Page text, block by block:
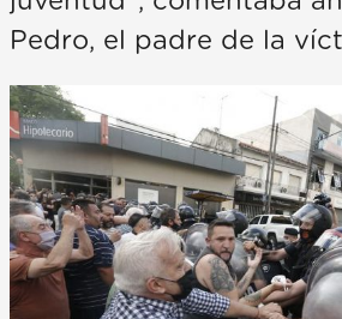
Pedro, el padre de la